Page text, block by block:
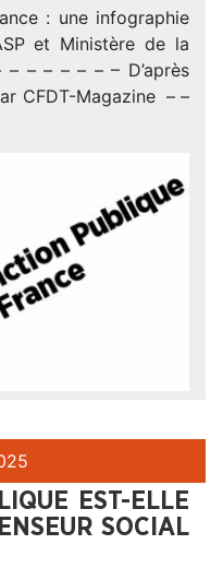
: une infographie
et Ministère de la
– – – – – – D’après
CFDT-Magazine – –
EST-ELLE
SOCIAL